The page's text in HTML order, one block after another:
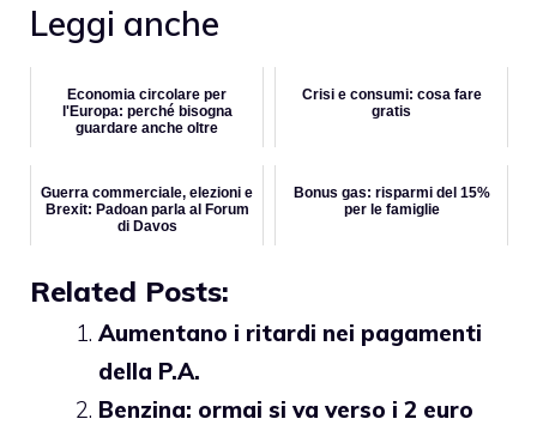
Leggi anche
Economia circolare per
l'Europa: perché bisogna
guardare anche oltre
Crisi e consumi: cosa fare
gratis
Guerra commerciale, elezioni e
Brexit: Padoan parla al Forum
di Davos
Bonus gas: risparmi del 15%
per le famiglie
Related Posts:
Aumentano i ritardi nei pagamenti
della P.A.
Benzina: ormai si va verso i 2 euro